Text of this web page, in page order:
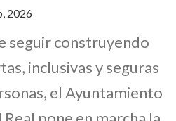
2026
seguir construyendo
inclusivas y seguras
el Ayuntamiento